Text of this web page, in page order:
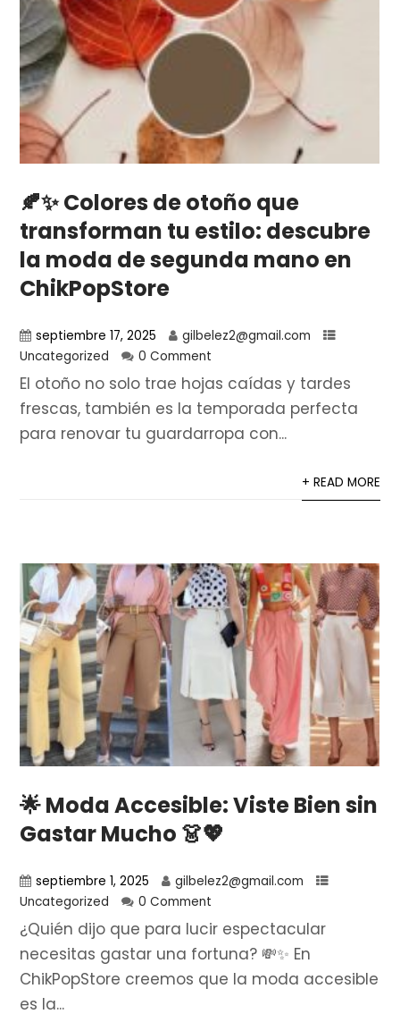
🍂✨ Colores de otoño que
transforman tu estilo: descubre
la moda de segunda mano en
ChikPopStore
septiembre 17, 2025
gilbelez2@gmail.com
Uncategorized
0 Comment
El otoño no solo trae hojas caídas y tardes
frescas, también es la temporada perfecta
para renovar tu guardarropa con...
+ READ MORE
🌟 Moda Accesible: Viste Bien sin
Gastar Mucho 👗💖
septiembre 1, 2025
gilbelez2@gmail.com
Uncategorized
0 Comment
¿Quién dijo que para lucir espectacular
necesitas gastar una fortuna? 💸✨ En
ChikPopStore creemos que la moda accesible
es la...